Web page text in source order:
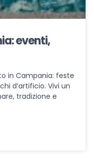
eventi,
in Campania: feste
d’artificio. Vivi un
tradizione e